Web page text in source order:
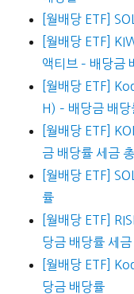
[월배당 ETF]
[월배당 ETF]
액티브 – 배당금
[월배당 ETF]
H) – 배당금 배당
[월배당 ETF]
금 배당률 세금
[월배당 ETF]
률
[월배당 ETF]
당금 배당률 세
[월배당 ETF]
당금 배당률